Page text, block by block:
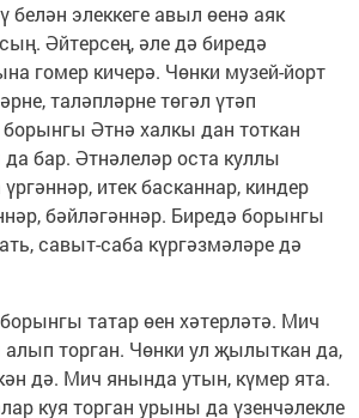
белән элеккеге авыл өенә аяк
Әйтерсең, әле дә биредә
гомер кичерә. Чөнки музей-йорт
таләпләрне төгәл үтәп
Әтнә халкы дан тоткан
бар. Әтнәлеләр оста куллы
итек басканнар, киндер
бәйләгәннәр. Биредә борынгы
савыт-саба күргәзмәләре дә
татар өен хәтерләтә. Мич
торган. Чөнки ул җылыткан да,
дә. Мич янында утын, күмер ята.
куя торган урыны да үзенчәлекле